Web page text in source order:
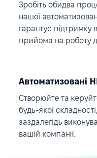
Зробіть обидва
нашої
гарантує підтримку
прийома на роботу
Автоматизовані
Створюйте та
будь-якої
заздалегідь
вашій компанії.